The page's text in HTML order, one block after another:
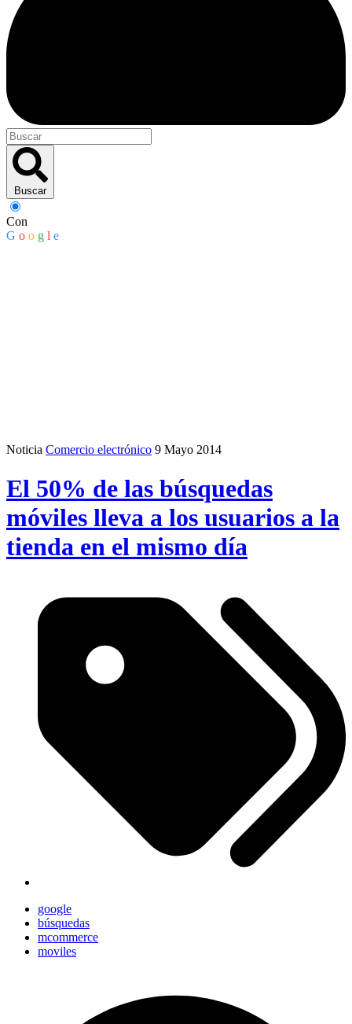
Buscar
Con
G o o g l e
Noticia Comercio electrónico 9 Mayo 2014
El 50% de las búsquedas
móviles lleva a los usuarios a la
tienda en el mismo día
google
búsquedas
mcommerce
moviles